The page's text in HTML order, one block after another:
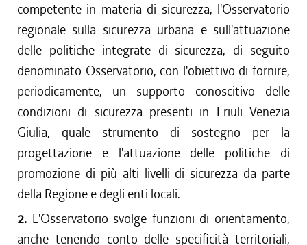
competente in materia di sicurezza, l'Osservatorio
regionale sulla sicurezza urbana e sull'attuazione
delle politiche integrate di sicurezza, di seguito
denominato Osservatorio, con l'obiettivo di fornire,
periodicamente, un supporto conoscitivo delle
condizioni di sicurezza presenti in Friuli Venezia
Giulia, quale strumento di sostegno per la
progettazione e l'attuazione delle politiche di
promozione di più alti livelli di sicurezza da parte
della Regione e degli enti locali.
2. L'Osservatorio svolge funzioni di orientamento,
anche tenendo conto delle specificità territoriali,